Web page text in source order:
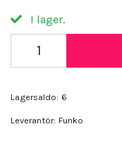
I lager.
Lagersaldo: 6
Leverantör: Funko